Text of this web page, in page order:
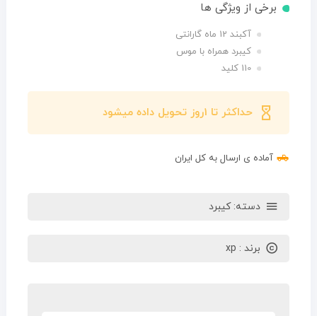
برخی از ویژگی ها
آکبند 12 ماه گارانتی
کیبرد همراه با موس
110 کلید
حداکثر تا 1روز تحویل داده میشود
آماده ی ارسال به کل ایران
دسته:کیبرد
برند : xp